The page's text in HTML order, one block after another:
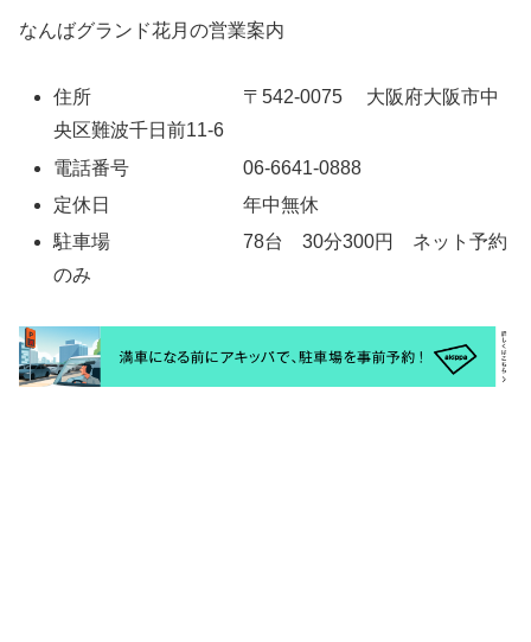
なんばグランド花月の営業案内
住所 〒542-0075 大阪府大阪市中
央区難波千日前11-6
電話番号 06-6641-0888
定休日 年中無休
駐車場 78台 30分300円 ネット予約
のみ